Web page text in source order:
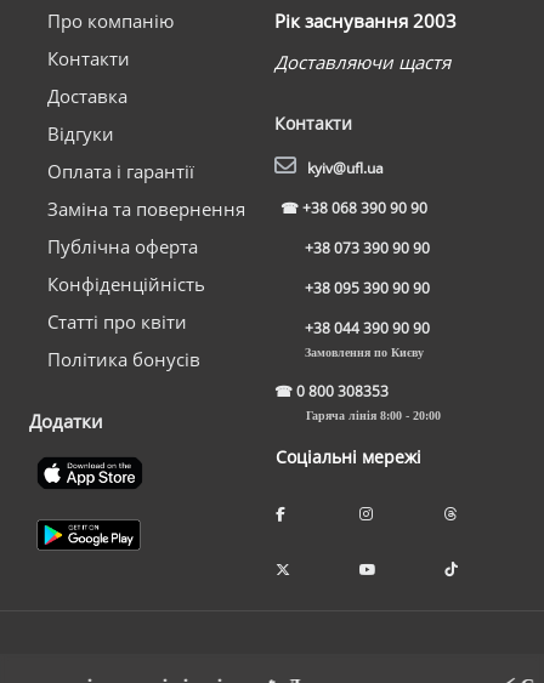
Про компанію
Контакти
Доставка
Відгуки
Оплата і гарантії
Заміна та повернення
Публічна оферта
Конфіденційність
Статті про квіти
Політика бонусів
Додатки
Рік заснування 2003
Доставляючи щастя
Контакти
kyiv@ufl.ua
☎+38 068 390 90 90
+38 073 390 90 90
+38 095 390 90 90
+38 044 390 90 90
Замовлення по Києву
☎0 800 308353
Гаряча лінія 8:00 - 20:00
Соціальні мережі